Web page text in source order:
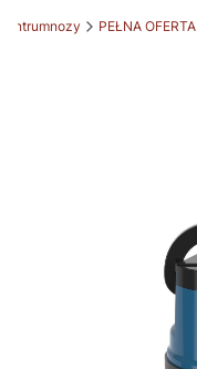
centrumnozy PEŁNA OFERTA